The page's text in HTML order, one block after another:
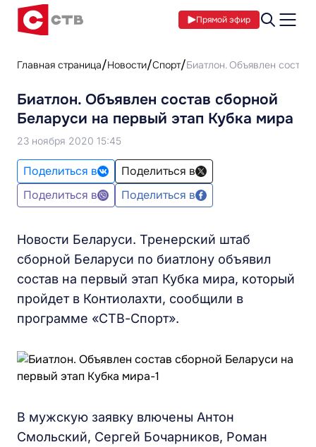
Прямой эфир
Главная страница Новости Спорт Биатлон. Объявлен
Биатлон. Объявлен состав сборной
Беларуси на первый этап Кубка мира
23 ноября 2020 15:45
Поделиться в
Поделиться в
Поделиться в
Поделиться в
Новости Беларуси. Тренерский штаб
сборной Беларуси по биатлону объявил
состав на первый этап Кубка мира, который
пройдет в Контиолахти, сообщили в
программе «СТВ-Спорт».
В мужскую заявку влючены Антон
Смольский, Сергей Бочарников, Роман